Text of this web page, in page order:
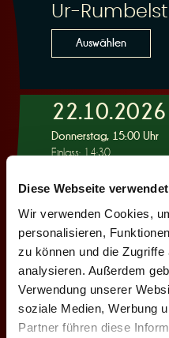
Diese Webseite
Wir verwenden Cookies,
personalisieren,
zu können und die
analysieren. Außerdem
Verwendung unserer
soziale Medien, Werbung
Partner führen diese
Ur-
Auswählen
22.10.2026
Donnerstag, 15:00 Uhr
Einlass: 14:30
Wie war
Pinocchio?
Auswählen
22.10.2026